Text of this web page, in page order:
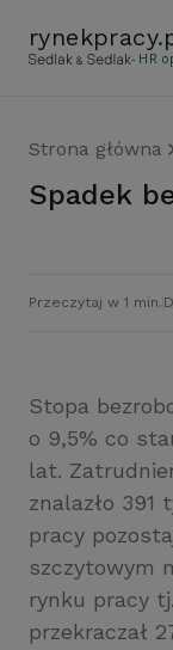
rynekpracy.
- HR
Strona główna
Spadek
Przeczytaj w 1 min.
Stopa
o 9,5% co
lat.
znalazło 391
pracy
szczytowym
rynku pracy
przekraczał